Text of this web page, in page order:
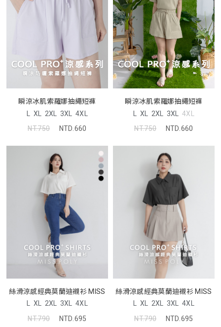
瞬涼冰肌索羅娜抽繩短褲
L XL 2XL 3XL 4XL
NT.750
NTD.660
瞬涼冰肌索羅娜抽繩短褲
L XL 2XL 3XL 4XL
NT.750
NTD.660
絲滑涼感經典莫蘭迪襯衫 MISS
L XL 2XL 3XL 4XL
NT.790
NTD.695
絲滑涼感經典莫蘭迪襯衫 MISS
L XL 2XL 3XL 4XL
NT.790
NTD.695